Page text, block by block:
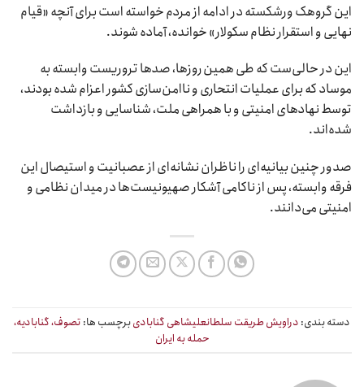
این گروهک ورشکسته در ادامه از مردم خواسته است برای آنچه «قیام
نهایی و استقرار نظام سکولار» خوانده، آماده شوند.
این در حالی‌ست که طی همین روزها، صدها تروریست وابسته به
موساد که برای عملیات انتحاری و ناامن‌سازی کشور اعزام شده بودند،
توسط نهادهای امنیتی و با همراهی ملت، شناسایی و بازداشت
شده‌اند.
صدور چنین بیانیه‌ای را ناظران نشانه‌ای از عصبانیت و استیصال این
فرقه وابسته، پس از ناکامی آشکار صهیونیست‌ها در میدان نظامی و
امنیتی می‌دانند.
دسته بندی: دراویش طریقت سلطانعلیشاهی گنابادیبرچسب ها: تصوف، گنابادیه،
حمله به ایران